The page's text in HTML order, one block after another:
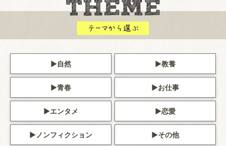
自然 教養
青春 お仕事
エンタメ 恋愛
ノンフィクション その他